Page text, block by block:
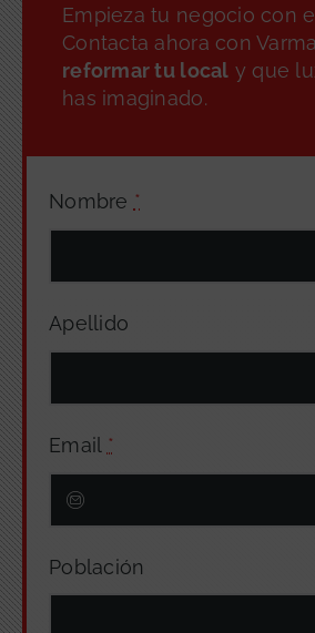
Nombre *
Apellido
Email *
Población
Empieza tu negocio con
Contacta ahora con
reformar tu local y que
has imaginado.